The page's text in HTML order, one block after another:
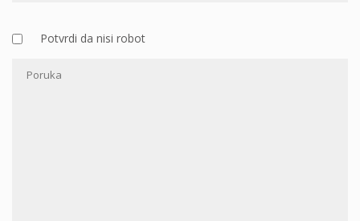
Potvrdi da nisi robot